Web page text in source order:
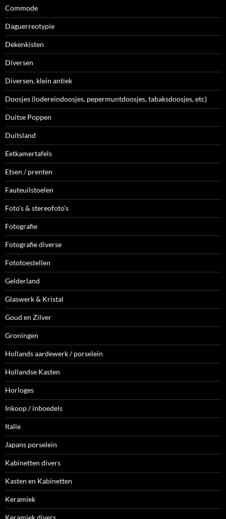
Commode
Daguerreotypie
Dekenkisten
Diversen
Diversen, klein antiek
Doosjes (lodereindoosjes, pepermuntdoosjes, tabaksdoosjes, etc)
Duitse Poppen
Duitsland
Eetkamertafels
Etsen / prenten
Fauteuilstoelen
Foto's & stereofoto's
Fotografie
Fotografie diverse
Fototoestellen
Gelderland
Glaswerk & Kristal
Goud en Zilver
Groningen
Hollands aardewerk / porselein
Hollandse Kasten
Horloges
Inkoop / inboedels
Italie
Japans porselein
Kabinetten divers
Kasten en Kabinetten
Keramiek